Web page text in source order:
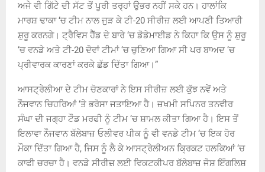
ਅਜੇ ਵੀ ਗਿੱਟੇ ਦੀ ਸੱਟ ਤੋਂ ਪੂਰੀ ਤਰ੍ਹਾਂ ਉਭਰ ਨਹੀਂ ਸਕੇ ਹਨ। ਹਾਲਾਂਕਿ
ਮਾਰਸ਼ ਢਾਕਾ ‘ਚ ਟੀਮ ਨਾਲ ਜੁੜ ਕੇ ਟੀ-20 ਸੀਰੀਜ਼ ਲਈ ਆਪਣੀ ਤਿਆਰੀ
ਸ਼ੁਰੂ ਕਰਨਗੇ। ਟ੍ਰੈਵਿਸ ਹੈੱਡ ਦੇ ਬਾਰੇ ‘ਚ ਡੋਡੇਮਾਈਡ ਨੇ ਕਿਹਾ ਕਿ ਉਸ ਨੂੰ ਸ਼ੁਰੂ
‘ਚ ਵਨਡੇ ਅਤੇ ਟੀ-20 ਦੋਵਾਂ ਟੀਮਾਂ ‘ਚ ਚੁਣਿਆ ਗਿਆ ਸੀ ਪਰ ਬਾਅਦ ‘ਚ
ਪ੍ਰੀਵਾਰਕ ਕਾਰਣਾਂ ਕਰਕੇ ਛੱਡ ਦਿੱਤਾ ਗਿਆ।”
ਆਸਟ੍ਰੇਲੀਆ ਦੇ ਟੀਮ ਚੋਣਕਾਰਾਂ ਨੇ ਇਸ ਸੀਰੀਜ਼ ਲਈ ਕੁੱਝ ਨਵੇਂ ਅਤੇ
ਨੌਜਵਾਨ ਚਿਹਰਿਆਂ ‘ਤੇ ਭਰੋਸਾ ਜਤਾਇਆ ਹੈ। ਜ਼ਖਮੀ ਸਪਿਨਰ ਤਨਵੀਰ
ਸੰਘਾ ਦੀ ਜਗ੍ਹਾ ਟੌਡ ਮਰਫੀ ਨੂੰ ਟੀਮ ‘ਚ ਸ਼ਾਮਲ ਕੀਤਾ ਗਿਆ ਹੈ। ਇਸ ਤੋਂ
ਇਲਾਵਾ ਨੌਜਵਾਨ ਬੱਲੇਬਾਜ਼ ਓਲੀਵਰ ਪੀਕ ਨੂੰ ਵੀ ਵਨਡੇ ਟੀਮ ‘ਚ ਇਕ ਹੋਰ
ਮੌਕਾ ਦਿੱਤਾ ਗਿਆ ਹੈ, ਜਿਸ ਨੂੰ ਲੈ ਕੇ ਆਸਟ੍ਰੇਲੀਅਨ ਕ੍ਰਿਕਟ ਹਲਕਿਆਂ ‘ਚ
ਕਾਫੀ ਚਰਚਾ ਹੈ। ਵਨਡੇ ਸੀਰੀਜ਼ ਲਈ ਵਿਕਟਕੀਪਰ ਬੱਲੇਬਾਜ਼ ਜੋਸ਼ ਇੰਗਲਿਸ਼